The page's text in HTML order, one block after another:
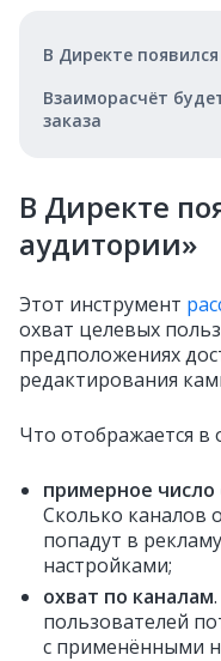
В Директе
Взаиморасчёт
заказа
В Директе
аудитории»
Этот инструмент
охват целевых
предположениях
редактирования
Что отображается в
примерное число
Сколько каналов
попадут в
настройками;
охват по каналам
пользователей
с применёнными